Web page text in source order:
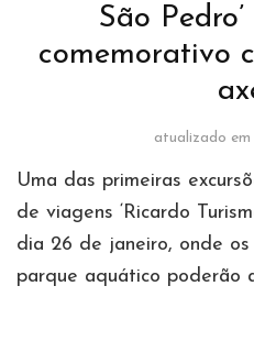
São
comemorativo
atualizado em
Uma das primeiras
de viagens ‘Ricardo
dia 26 de janeiro, onde
parque aquático poderão